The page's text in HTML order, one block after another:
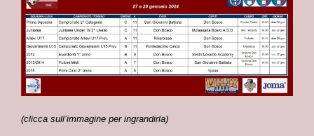
(clicca sull’immagine per ingrandirla)